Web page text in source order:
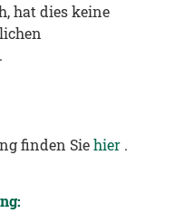
hat dies keine
finden Siehier .